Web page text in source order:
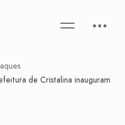
de Cristalina inauguram